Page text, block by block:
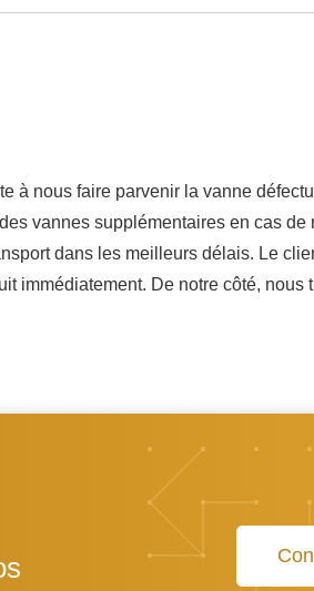
à nous faire parvenir la vanne
vannes supplémentaires en cas
dans les meilleurs délais. Le
immédiatement. De notre côté,